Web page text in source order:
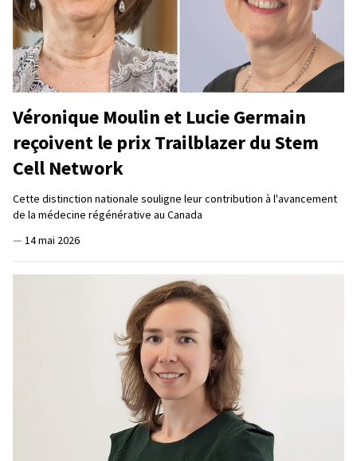
Véronique Moulin et Lucie Germain
reçoivent le prix Trailblazer du Stem
Cell Network
Cette distinction nationale souligne leur contribution à l'avancement
de la médecine régénérative au Canada
— 14 mai 2026